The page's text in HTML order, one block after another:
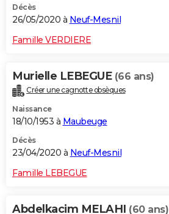
Décès
26/05/2020 à Neuf-Mesnil
Famille VERDIERE
Murielle LEBEGUE (66 ans)
Créer une cagnotte obsèques
Naissance
18/10/1953 à Maubeuge
Décès
23/04/2020 à Neuf-Mesnil
Famille LEBEGUE
Abdelkacim MELAHI (60 ans)